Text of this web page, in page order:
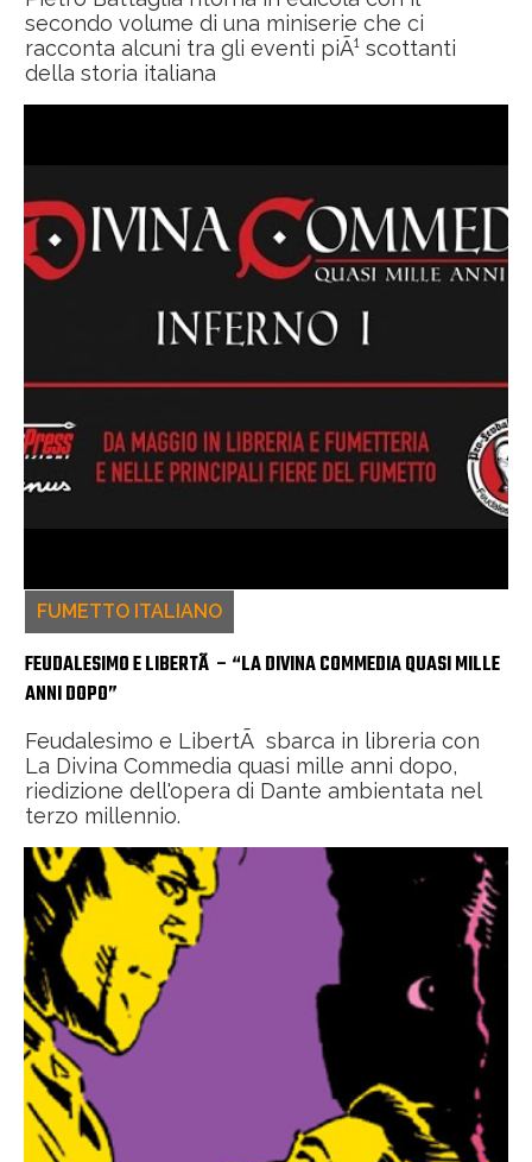
secondo volume di una miniserie che ci
racconta alcuni tra gli eventi piÃ¹ scottanti
della storia italiana
FUMETTO ITALIANO
FEUDALESIMO E LIBERTÃ – “LA DIVINA COMMEDIA QUASI MILLE
ANNI DOPO”
Feudalesimo e LibertÃ sbarca in libreria con
La Divina Commedia quasi mille anni dopo,
riedizione dell'opera di Dante ambientata nel
terzo millennio.